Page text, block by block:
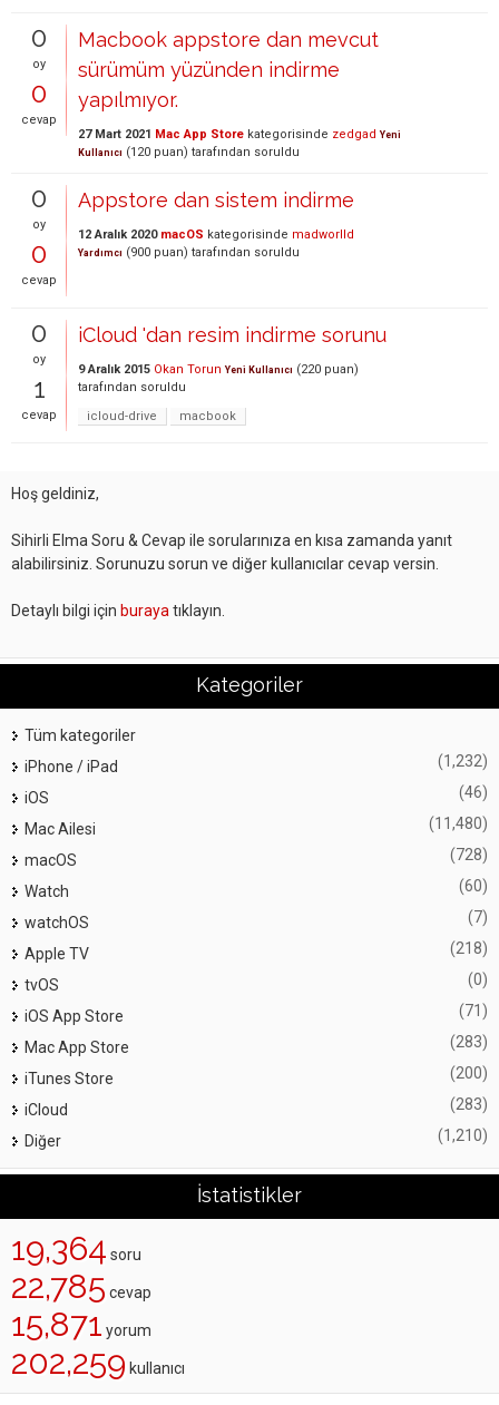
0
oy
0
cevap
Macbook appstore dan mevcut
sürümüm yüzünden indirme
yapılmıyor.
27 Mart 2021 Mac App Store kategorisinde zedgad Yeni
Kullanıcı (120 puan) tarafından soruldu
0
oy
0
cevap
Appstore dan sistem indirme
12 Aralık 2020 macOS kategorisinde madworlld
Yardımcı (900 puan) tarafından soruldu
0
oy
1
cevap
iCloud 'dan resim indirme sorunu
9 Aralık 2015 Okan Torun Yeni Kullanıcı (220 puan)
tarafından soruldu
icloud-drive
macbook
Hoş geldiniz,
Sihirli Elma Soru & Cevap ile sorularınıza en kısa zamanda yanıt
alabilirsiniz. Sorunuzu sorun ve diğer kullanıcılar cevap versin.
Detaylı bilgi için buraya tıklayın.
Kategoriler
Tüm kategoriler
iPhone / iPad
(1,232)
iOS (46)
Mac Ailesi (11,480)
macOS (728)
Watch (60)
watchOS (7)
Apple TV (218)
tvOS (0)
iOS App Store (71)
Mac App Store (283)
iTunes Store (200)
iCloud (283)
Diğer (1,210)
İstatistikler
19,364 soru
22,785 cevap
15,871 yorum
202,259 kullanıcı